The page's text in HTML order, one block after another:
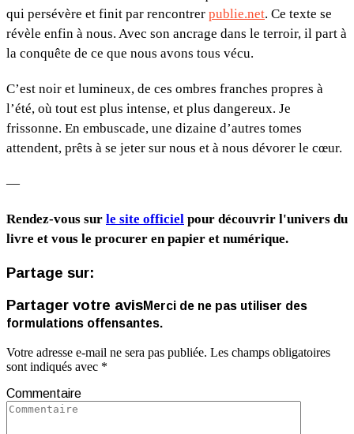
qui persévère et finit par rencontrer publie.net. Ce texte se
révèle enfin à nous. Avec son ancrage dans le terroir, il part à
la conquête de ce que nous avons tous vécu.
C’est noir et lumineux, de ces ombres franches propres à
l’été, où tout est plus intense, et plus dangereux. Je
frissonne. En embuscade, une dizaine d’autres tomes
attendent, prêts à se jeter sur nous et à nous dévorer le cœur.
—
Rendez-vous sur le site officiel pour découvrir l'univers du
livre et vous le procurer en papier et numérique.
Partage sur:
Partager votre avisMerci de ne pas utiliser des
formulations offensantes.
Votre adresse e-mail ne sera pas publiée. Les champs obligatoires
sont indiqués avec *
Commentaire